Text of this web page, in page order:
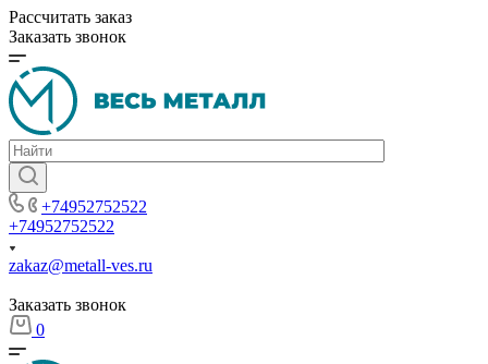
Рассчитать заказ
Заказать звонок
+74952752522
+74952752522
zakaz@metall-ves.ru
Заказать звонок
0